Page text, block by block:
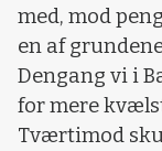
med, mod
en af
Dengang vi i
for mere
Tværtimod